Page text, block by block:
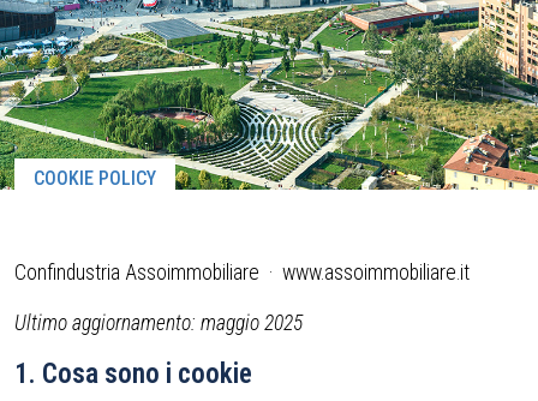
COOKIE POLICY
Confindustria Assoimmobiliare · www.assoimmobiliare.it
Ultimo aggiornamento: maggio 2025
1. Cosa sono i cookie